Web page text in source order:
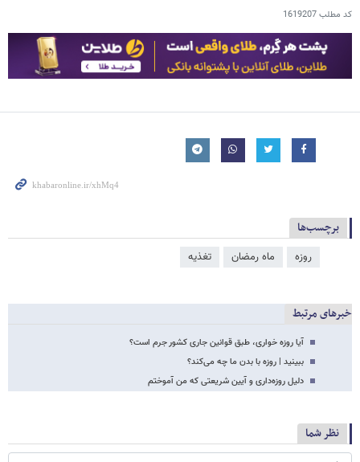
کد مطلب1619207
برچسب‌ها
روزه ماه رمضان تغذیه
خبرهای مرتبط
آیا روزه خواری، طبق قوانین جاری کشور جرم است؟
ببینید | روزه با بدن ما چه می‌کند؟
دلیل روزه‌داری و آیین شریعتی که من آموختم
نظر شما